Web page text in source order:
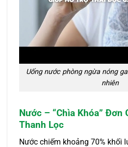
Uống nước phòng ngừa nóng
nhiên
Nước – “Chìa Khóa” Đơn
Thanh Lọc
Nước chiếm khoảng 70% khối